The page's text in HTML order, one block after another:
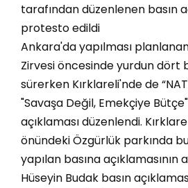
tarafından düzenlenen basın
protesto edildi
Ankara'da yapılması
Zirvesi öncesinde yurdun dört
sürerken Kırklareli'nde de
"Savaşa Değil, Emekçiye
açıklaması düzenlendi.
önündeki Özgürlük parkında
yapılan basına açıklamasının
Hüseyin Budak basın